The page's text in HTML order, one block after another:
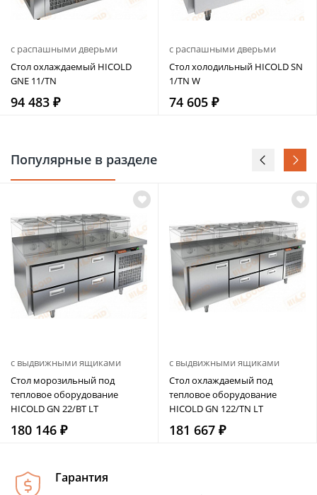
с распашными дверьми
Стол охлаждаемый HICOLD
GNE 11/TN
94 483 ₽
с распашными дверьми
Стол холодильный HICOLD SN
1/TN W
74 605 ₽
Популярные в разделе
с выдвижными ящиками
Стол морозильный под
тепловое оборудование
HICOLD GN 22/BT LT
180 146 ₽
с выдвижными ящиками
Стол охлаждаемый под
тепловое оборудование
HICOLD GN 122/TN LT
181 667 ₽
Гарантия